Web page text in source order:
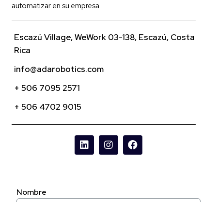
automatizar en su empresa.
Escazú Village, WeWork 03-138, Escazú, Costa
Rica
info@adarobotics.com
+ 506 7095 2571
+ 506 4702 9015
Nombre